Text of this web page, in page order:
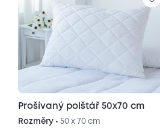
Prošívaný polštář 50x70 cm
Rozměry • 50 x 70 cm